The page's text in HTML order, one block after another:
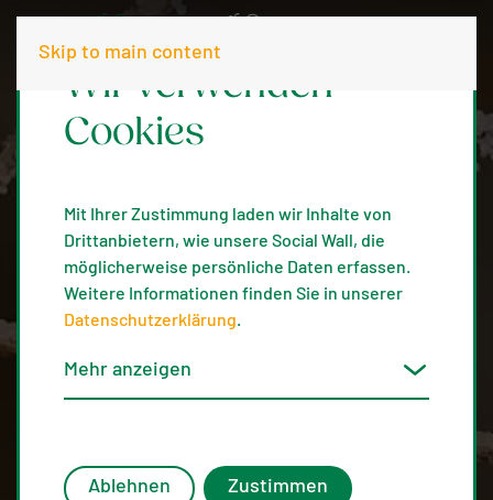
Skip to main content
Wir verwenden
Cookies
Mit Ihrer Zustimmung laden wir Inhalte von
Drittanbietern, wie unsere Social Wall, die
möglicherweise persönliche Daten erfassen.
Weitere Informationen finden Sie in unserer
Datenschutzerklärung.
Mehr anzeigen
Ablehnen Zustimmen